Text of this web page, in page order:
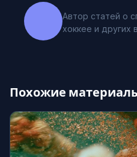
Автор статей о
хоккее и других
Похожие